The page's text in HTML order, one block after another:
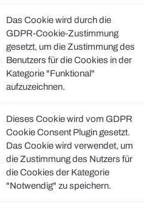
Das Cookie wird durch die
GDPR-Cookie-Zustimmung
gesetzt, um die Zustimmung des
Benutzers für die Cookies in der
Kategorie "Funktional"
aufzuzeichnen.
Dieses Cookie wird vom GDPR
Cookie Consent Plugin gesetzt.
Das Cookie wird verwendet, um
die Zustimmung des Nutzers für
die Cookies der Kategorie
"Notwendig" zu speichern.